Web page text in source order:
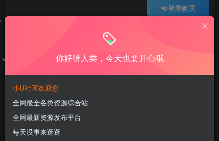
登录购买
Q:1337861109 V:ywsy663
小U站长亲测整理如有问题联系Q1337861109
习手工端+GM授权后台+安卓苹果双端+搭建视频
11个月前发布
你好呀人类，今天也要开心哦
小U社区欢迎您
全网最全各类资源综合站
全网最新资源发布平台
每天没事来逛逛